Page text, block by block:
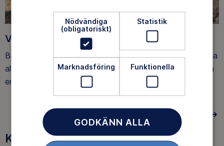
Vandringar
Både Vardagsvandrarna och Söndagsvandrarna vill tacka
alla som varit med på vårens vandringar. Vi önskar er alla
en skön sommar.
LÏ¿½S MER
Kontakta oss
Nödvändiga
(obligatoriskt)
Statistik
Marknadsföring Funktionella
GODKÄNN ALLA